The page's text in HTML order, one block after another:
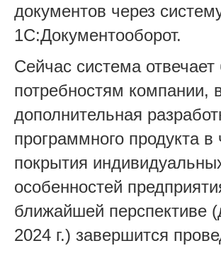
документов через
1С:Документооборот.
Сейчас система
потребностям компании,
дополнительная
программного продукта в
покрытия
особенностей
ближайшей перспективе
2024 г.) завершится